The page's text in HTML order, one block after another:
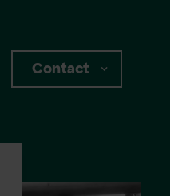
Contact